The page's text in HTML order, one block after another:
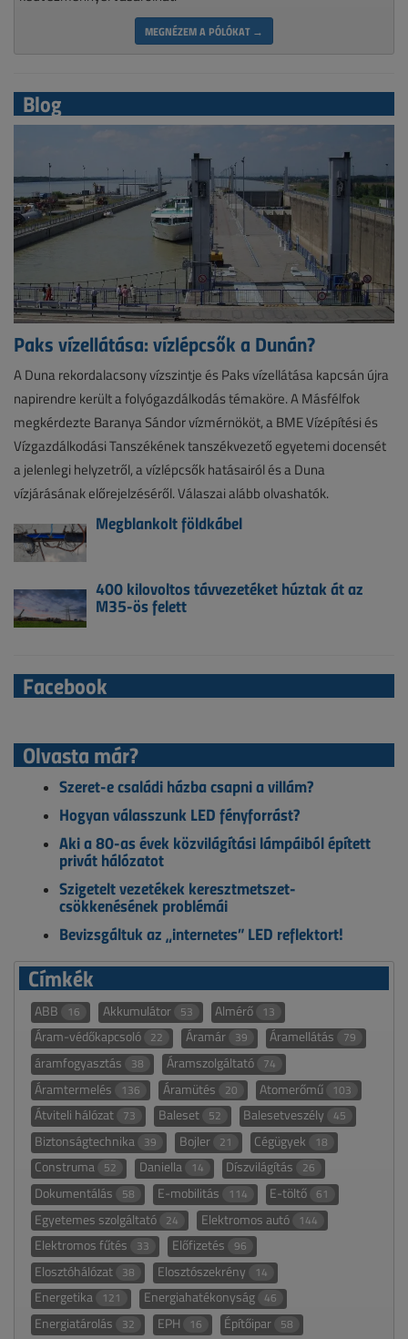
MEGNÉZEM A PÓLÓKAT →
Blog
Paks vízellátása: vízlépcsők a Dunán?
A Duna rekordalacsony vízszintje és Paks vízellátása kapcsán újra
napirendre került a folyógazdálkodás témaköre. A Másfélfok
megkérdezte Baranya Sándor vízmérnököt, a BME Vízépítési és
Vízgazdálkodási Tanszékének tanszékvezető egyetemi docensét
a jelenlegi helyzetről, a vízlépcsők hatásairól és a Duna
vízjárásának előrejelzéséről. Válaszai alább olvashatók.
Megblankolt földkábel
400 kilovoltos távvezetéket húztak át az
M35-ös felett
Facebook
Olvasta már?
Szeret-e családi házba csapni a villám?
Hogyan válasszunk LED fényforrást?
Aki a 80-as évek közvilágítási lámpáiból épített
privát hálózatot
Szigetelt vezetékek keresztmetszet-
csökkenésének problémái
Bevizsgáltuk az „internetes” LED reflektort!
Címkék
ABB 16 Akkumulátor 53 Almérő 13
Áram-védőkapcsoló 22 Áramár 39 Áramellátás 79
áramfogyasztás 38 Áramszolgáltató 74
Áramtermelés 136 Áramütés 20 Atomerőmű 103
Átviteli hálózat 73 Baleset 52 Balesetveszély 45
Biztonságtechnika 39 Bojler 21 Cégügyek 18
Construma 52 Daniella 14 Díszvilágítás 26
Dokumentálás 58 E-mobilitás 114 E-töltő 61
Egyetemes szolgáltató 24 Elektromos autó 144
Elektromos fűtés 33 Előfizetés 96
Elosztóhálózat 38 Elosztószekrény 14
Energetika 121 Energiahatékonyság 46
Energiatárolás 32 EPH 16 Építőipar 58